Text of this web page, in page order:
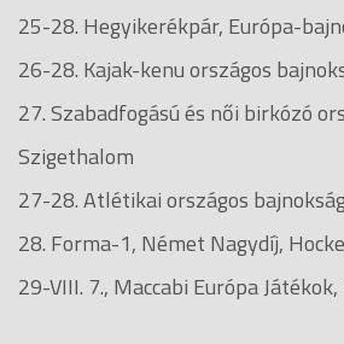
25-28. Hegyikerékpár, Európa-
26-28. Kajak-kenu országos
27. Szabadfogású és női birkózó
Szigethalom
27-28. Atlétikai országos
28. Forma-1, Német Nagydíj,
29-VIII. 7., Maccabi Európa